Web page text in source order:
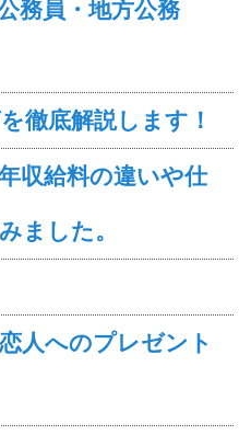
務員・地方公務
徹底解説します！
収給料の違いや仕
ました。
人へのプレゼント